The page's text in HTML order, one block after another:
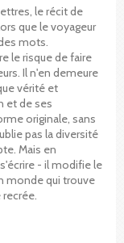
le récit de
que le voyageur
mots.
le risque de faire
Il n'en demeure
vérité et
et de ses
originale, sans
pas la diversité
Mais en
- il modifie le
monde qui trouve